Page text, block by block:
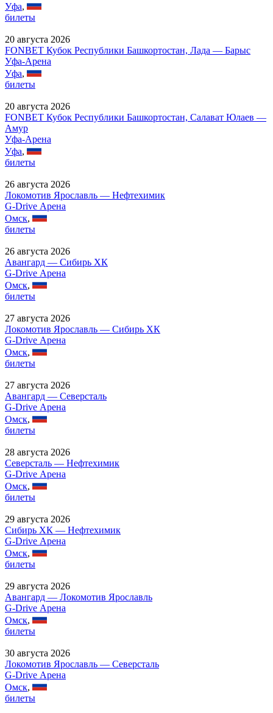
Уфа,
билеты
20 августа 2026
FONBET Кубок Республики Башкортостан, Лада — Барыс
Уфа-Арена
Уфа,
билеты
20 августа 2026
FONBET Кубок Республики Башкортостан, Салават Юлаев —
Амур
Уфа-Арена
Уфа,
билеты
26 августа 2026
Локомотив Ярославль — Нефтехимик
G-Drive Арена
Омск,
билеты
26 августа 2026
Авангард — Сибирь ХК
G-Drive Арена
Омск,
билеты
27 августа 2026
Локомотив Ярославль — Сибирь ХК
G-Drive Арена
Омск,
билеты
27 августа 2026
Авангард — Северсталь
G-Drive Арена
Омск,
билеты
28 августа 2026
Северсталь — Нефтехимик
G-Drive Арена
Омск,
билеты
29 августа 2026
Сибирь ХК — Нефтехимик
G-Drive Арена
Омск,
билеты
29 августа 2026
Авангард — Локомотив Ярославль
G-Drive Арена
Омск,
билеты
30 августа 2026
Локомотив Ярославль — Северсталь
G-Drive Арена
Омск,
билеты